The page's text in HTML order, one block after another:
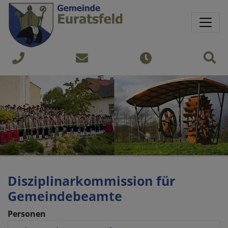
Sprungmarken
Springe direkt zu:
+43
7474
240
gemeinde@euratsfeld.gv.at
Öffnungszeiten
Disziplinarkommission für
Gemeindebeamte
Personen